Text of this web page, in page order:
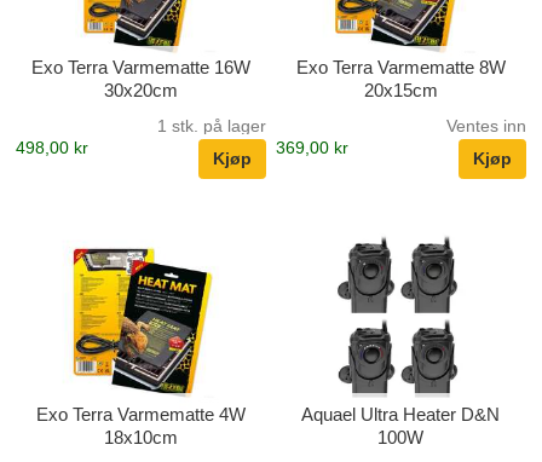
Exo Terra Varmematte 16W
30x20cm
1 stk. på lager
498,00 kr
Exo Terra Varmematte 8W
20x15cm
Ventes inn
369,00 kr
Exo Terra Varmematte 4W
18x10cm
Aquael Ultra Heater D&N
100W